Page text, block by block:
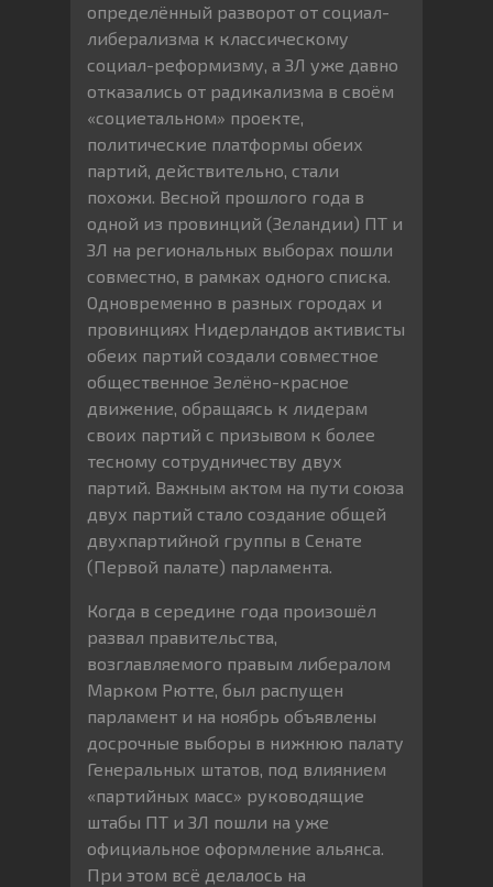
определённый разворот от социал-
либерализма к классическому
социал-реформизму, а ЗЛ уже давно
отказались от радикализма в своём
«социетальном» проекте,
политические платформы обеих
партий, действительно, стали
похожи. Весной прошлого года в
одной из провинций (Зеландии) ПТ и
ЗЛ на региональных выборах пошли
совместно, в рамках одного списка.
Одновременно в разных городах и
провинциях Нидерландов активисты
обеих партий создали совместное
общественное Зелёно-красное
движение, обращаясь к лидерам
своих партий с призывом к более
тесному сотрудничеству двух
партий. Важным актом на пути союза
двух партий стало создание общей
двухпартийной группы в Сенате
(Первой палате) парламента.
Когда в середине года произошёл
развал правительства,
возглавляемого правым либералом
Марком Рютте, был распущен
парламент и на ноябрь объявлены
досрочные выборы в нижнюю палату
Генеральных штатов, под влиянием
«партийных масс» руководящие
штабы ПТ и ЗЛ пошли на уже
официальное оформление альянса.
При этом всё делалось на